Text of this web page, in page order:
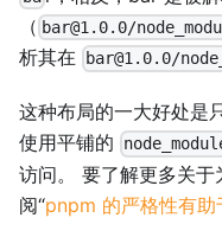
（ bar@1.0.0/
析其在
bar@1.0.0/
这种布局的一大好处是
使用平铺的
访问。 要了解更多关
阅“pnpm 的严格性有